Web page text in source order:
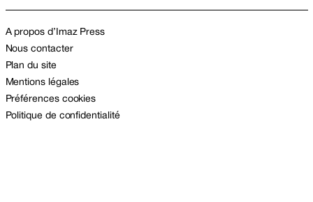
A propos d’Imaz Press
Nous contacter
Plan du site
Mentions légales
Préférences cookies
Politique de confidentialité